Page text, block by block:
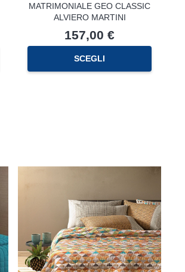
MATRIMONIALE GEO CLASSIC
ALVIERO MARTINI
157,00 €
SCEGLI